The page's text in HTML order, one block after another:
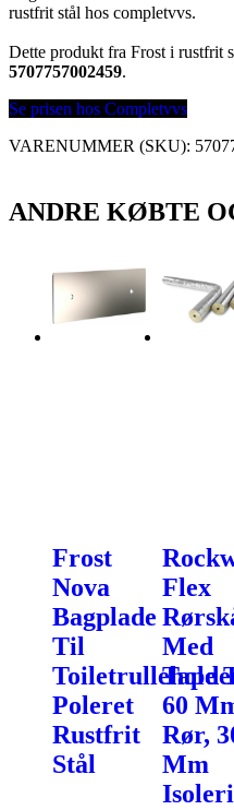
rustfrit stål hos completvvs.
Dette produkt fra Frost i rustfrit
5707757002459.
Se prisen hos Completvvs
VARENUMMER (SKU):
ANDRE KØBTE
Frost
Nova
Bagplade
Til
Poleret
Rustfrit
Stål
Flex
Med
Tape
60
Rør,
Mm